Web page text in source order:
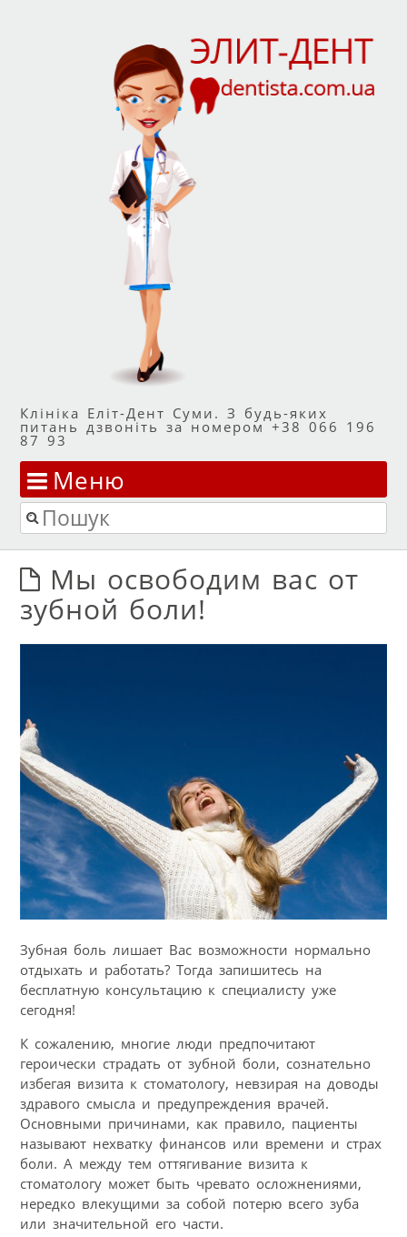
Клініка Еліт-Дент Суми. З будь-яких
питань дзвоніть за номером +38 066 196
87 93
Меню
Перейти до змісту
Пошук
Мы освободим вас от
зубной боли!
Зубная боль лишает Вас возможности нормально
отдыхать и работать? Тогда запишитесь на
бесплатную консультацию к специалисту уже
сегодня!
К сожалению, многие люди предпочитают
героически страдать от зубной боли, сознательно
избегая визита к стоматологу, невзирая на доводы
здравого смысла и предупреждения врачей.
Основными причинами, как правило, пациенты
называют нехватку финансов или времени и страх
боли. А между тем оттягивание визита к
стоматологу может быть чревато осложнениями,
нередко влекущими за собой потерю всего зуба
или значительной его части.